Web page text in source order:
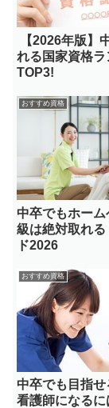
【2026年版】
れる国家資格ラ
TOP3!
おすすめ資格
中卒でもホー
級は絶対取れる
ド2026
おすすめ資格
中卒でも目指
看護師になるに